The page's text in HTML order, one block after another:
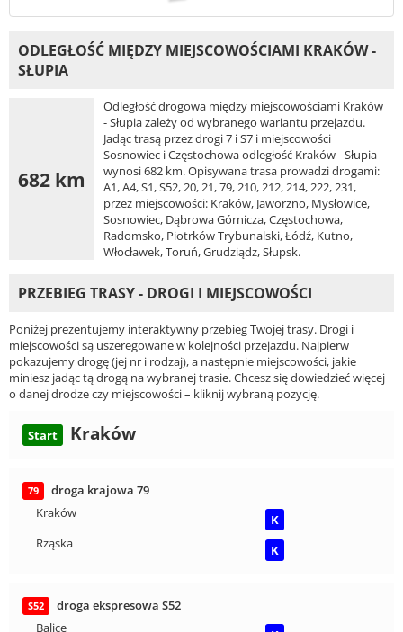
ODLEGŁOŚĆ MIĘDZY MIEJSCOWOŚCIAMI KRAKÓW -
SŁUPIA
682 km
Odległość drogowa między miejscowościami Kraków
- Słupia zależy od wybranego wariantu przejazdu.
Jadąc trasą przez drogi 7 i S7 i miejscowości
Sosnowiec i Częstochowa odległość Kraków - Słupia
wynosi 682 km. Opisywana trasa prowadzi drogami:
A1, A4, S1, S52, 20, 21, 79, 210, 212, 214, 222, 231,
przez miejscowości: Kraków, Jaworzno, Mysłowice,
Sosnowiec, Dąbrowa Górnicza, Częstochowa,
Radomsko, Piotrków Trybunalski, Łódź, Kutno,
Włocławek, Toruń, Grudziądz, Słupsk.
PRZEBIEG TRASY - DROGI I MIEJSCOWOŚCI
Poniżej prezentujemy interaktywny przebieg Twojej trasy. Drogi i
miejscowości są uszeregowane w kolejności przejazdu. Najpierw
pokazujemy drogę (jej nr i rodzaj), a następnie miejscowości, jakie
miniesz jadąc tą drogą na wybranej trasie. Chcesz się dowiedzieć więcej
o danej drodze czy miejscowości – kliknij wybraną pozycję.
Start Kraków
79
droga krajowa 79
Kraków
K
Rząska
K
S52
droga ekspresowa S52
Balice